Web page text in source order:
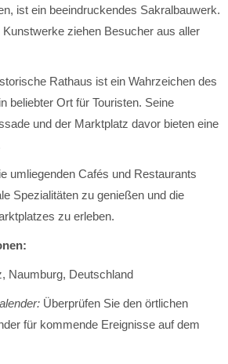
ist ein beeindruckendes Sakralbauwerk.
Kunstwerke ziehen Besucher aus aller
Rathaus ist ein Wahrzeichen des
beliebter Ort für Touristen. Seine
und der Marktplatz davor bieten eine
umliegenden Cafés und Restaurants
Spezialitäten zu genießen und die
zu erleben.
Naumburg, Deutschland
Überprüfen Sie den örtlichen
für kommende Ereignisse auf dem